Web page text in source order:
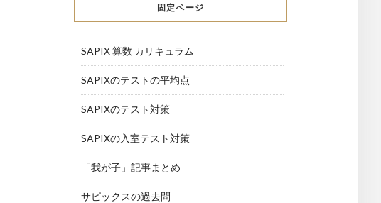
固定ページ
SAPIX 算数 カリキュラム
SAPIXのテストの平均点
SAPIXのテスト対策
SAPIXの入室テスト対策
「我が子」記事まとめ
サピックスの過去問